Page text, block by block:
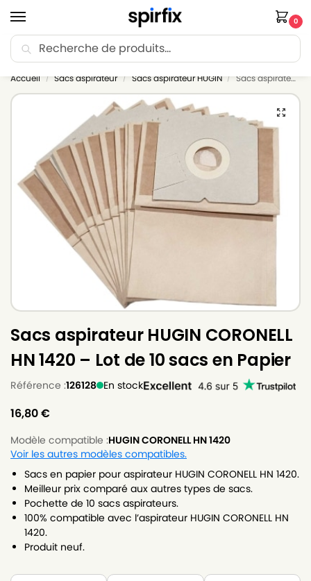
0
🚚 Livraison Point Relais offerte dès 30€ d’achat.
Accueil / Sacs aspirateur / Sacs aspirateur HUGIN / Sacs aspirateur HUGIN CORONELL HN 1420 – Lot de 10 sacs en Papier
Sacs aspirateur HUGIN CORONELL
HN 1420 – Lot de 10 sacs en Papier
Référence :126128 En stock
16,80€
Modèle compatible :HUGIN CORONELL HN 1420
Voir les autres modèles compatibles.
Sacs en papier pour aspirateur HUGIN CORONELL HN 1420.
Meilleur prix comparé aux autres types de sacs.
Pochette de 10 sacs aspirateurs.
100% compatible avec l’aspirateur HUGIN CORONELL HN
1420.
Produit neuf.